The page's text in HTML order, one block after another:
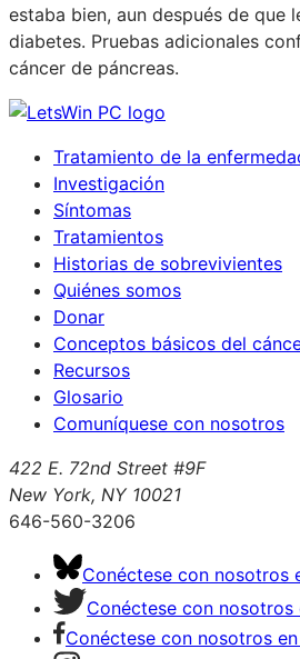
estaba bien, aun después de que
diabetes. Pruebas adicionales
cáncer de páncreas.
Tratamiento de la
Investigación
Síntomas
Tratamientos
Historias de sobrevivientes
Quiénes somos
Donar
Conceptos básicos del
Recursos
Glosario
Comuníquese con nosotros
422 E. 72nd Street #9F
New York, NY 10021
646-560-3206
Conéctese con nosotros
Conéctese con nosotros
Conéctese con nosotros